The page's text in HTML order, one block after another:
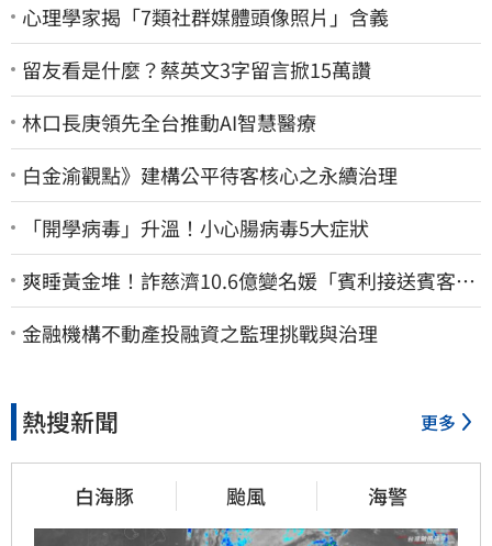
心理學家揭「7類社群媒體頭像照片」含義
留友看是什麼？蔡英文3字留言掀15萬讚
林口長庚領先全台推動AI智慧醫療
白金渝觀點》建構公平待客核心之永續治理
「開學病毒」升溫！小心腸病毒5大症狀
爽睡黃金堆！詐慈濟10.6億變名媛「賓利接送賓客」
女律師超奢華生活曝光
金融機構不動產投融資之監理挑戰與治理
熱搜新聞 更多
白海豚 颱風 海警